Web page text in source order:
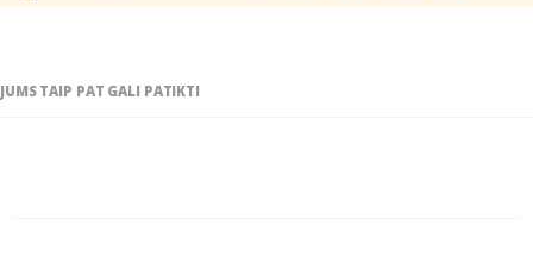
JUMS TAIP PAT GALI PATIKTI